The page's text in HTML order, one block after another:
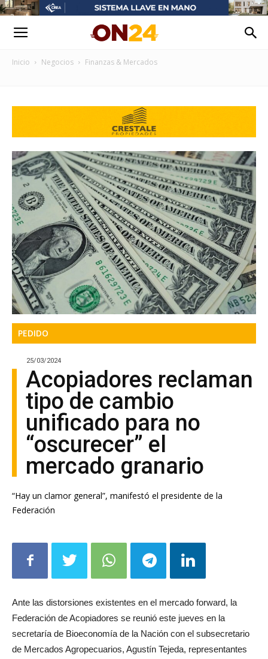
Inicio Negocios Finanzas & Mercados
PEDIDO
25/03/2024
Acopiadores reclaman
tipo de cambio
unificado para no
“oscurecer” el
mercado granario
“Hay un clamor general”, manifestó el presidente de la
Federación
Ante las distorsiones existentes en el mercado forward, la
Federación de Acopiadores se reunió este jueves en la
secretaría de Bioeconomía de la Nación con el subsecretario
de Mercados Agropecuarios, Agustín Tejeda, representantes